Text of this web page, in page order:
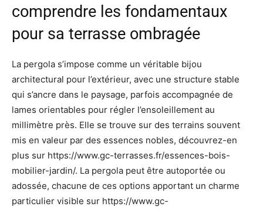
comprendre les fondamentaux
pour sa terrasse ombragée
La pergola s’impose comme un véritable bijou
architectural pour l’extérieur, avec une structure stable
qui s’ancre dans le paysage, parfois accompagnée de
lames orientables pour régler l’ensoleillement au
millimètre près. Elle se trouve sur des terrains souvent
mis en valeur par des essences nobles, découvrez-en
plus sur https://www.gc-terrasses.fr/essences-bois-
mobilier-jardin/. La pergola peut être autoportée ou
adossée, chacune de ces options apportant un charme
particulier visible sur https://www.gc-